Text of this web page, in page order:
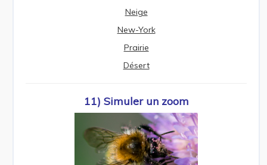
Neige
New-York
Prairie
Désert
11) Simuler un zoom